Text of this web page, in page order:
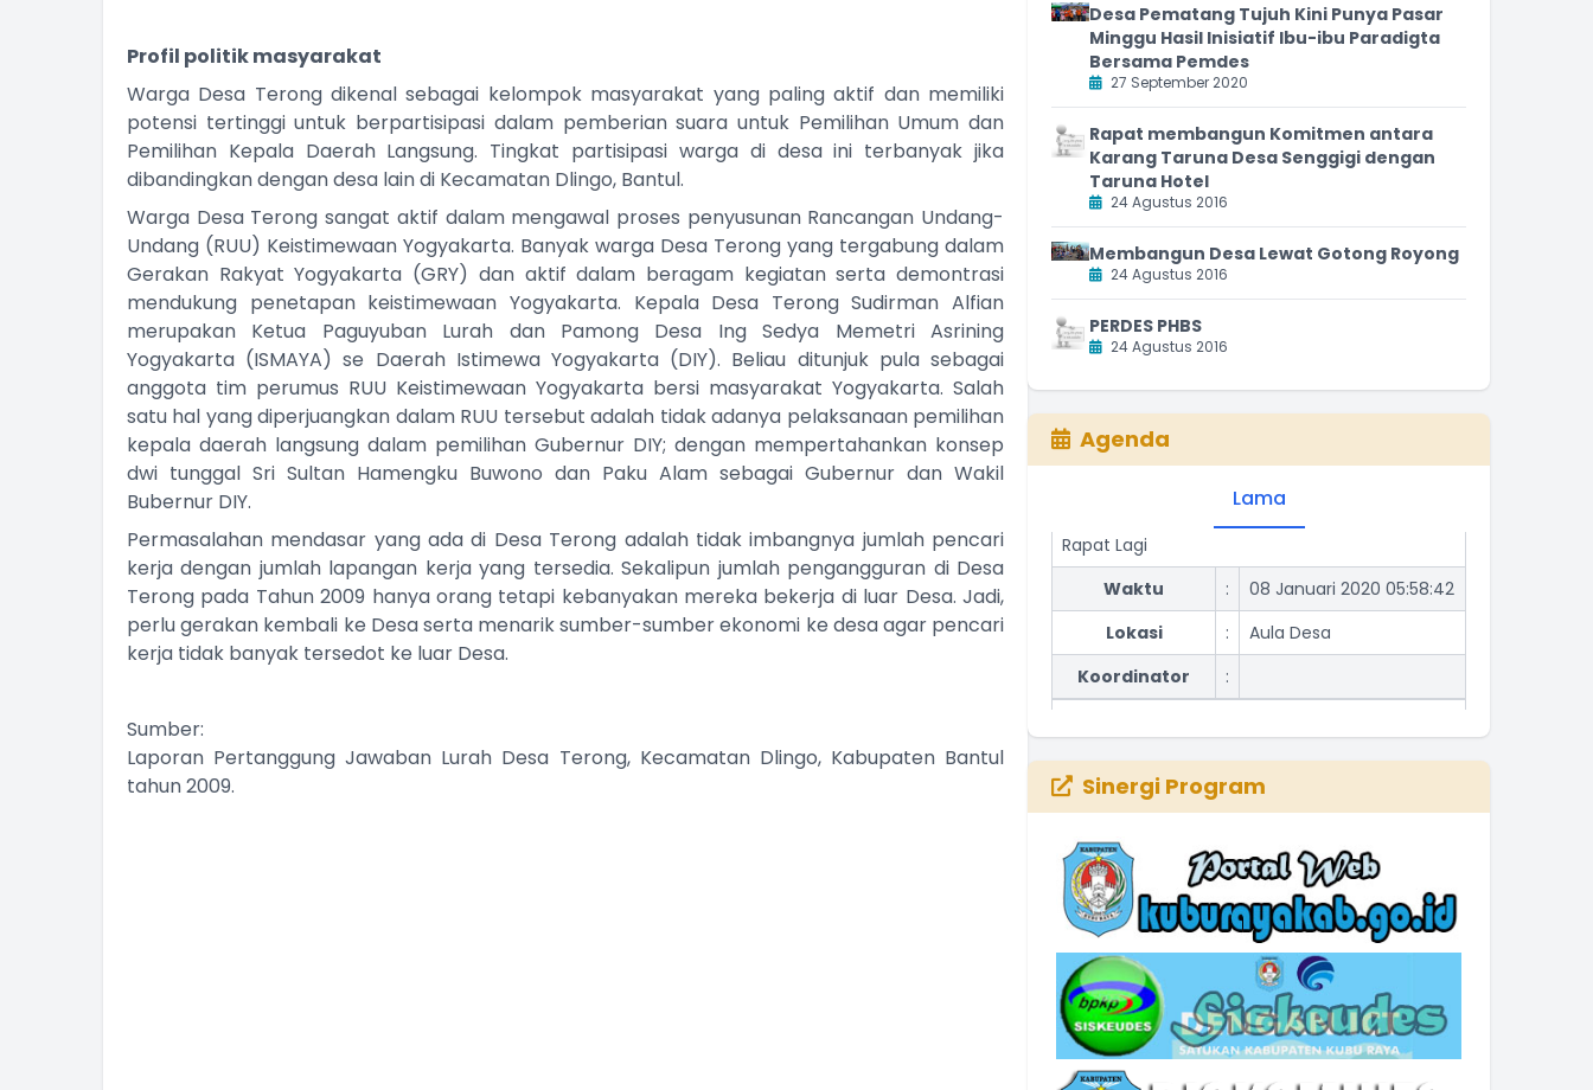
Profil politik masyarakat
Warga Desa Terong dikenal sebagai kelompok masyarakat yang paling aktif dan memiliki
potensi tertinggi untuk berpartisipasi dalam pemberian suara untuk Pemilihan Umum dan
Pemilihan Kepala Daerah Langsung. Tingkat partisipasi warga di desa ini terbanyak jika
dibandingkan dengan desa lain di Kecamatan Dlingo, Bantul.
Warga Desa Terong sangat aktif dalam mengawal proses penyusunan Rancangan Undang-
Undang (RUU) Keistimewaan Yogyakarta. Banyak warga Desa Terong yang tergabung dalam
Gerakan Rakyat Yogyakarta (GRY) dan aktif dalam beragam kegiatan serta demontrasi
mendukung penetapan keistimewaan Yogyakarta. Kepala Desa Terong Sudirman Alfian
merupakan Ketua Paguyuban Lurah dan Pamong Desa Ing Sedya Memetri Asrining
Yogyakarta (ISMAYA) se Daerah Istimewa Yogyakarta (DIY). Beliau ditunjuk pula sebagai
anggota tim perumus RUU Keistimewaan Yogyakarta bersi masyarakat Yogyakarta. Salah
satu hal yang diperjuangkan dalam RUU tersebut adalah tidak adanya pelaksanaan pemilihan
kepala daerah langsung dalam pemilihan Gubernur DIY; dengan mempertahankan konsep
dwi tunggal Sri Sultan Hamengku Buwono dan Paku Alam sebagai Gubernur dan Wakil
Bubernur DIY.
Permasalahan mendasar yang ada di Desa Terong adalah tidak imbangnya jumlah pencari
kerja dengan jumlah lapangan kerja yang tersedia. Sekalipun jumlah pengangguran di Desa
Terong pada Tahun 2009 hanya orang tetapi kebanyakan mereka bekerja di luar Desa. Jadi,
perlu gerakan kembali ke Desa serta menarik sumber-sumber ekonomi ke desa agar pencari
kerja tidak banyak tersedot ke luar Desa.
Sumber:
Laporan Pertanggung Jawaban Lurah Desa Terong, Kecamatan Dlingo, Kabupaten Bantul
tahun 2009.
Desa Pematang Tujuh Kini Punya Pasar
Minggu Hasil Inisiatif Ibu-ibu Paradigta
Bersama Pemdes
27 September 2020
Rapat membangun Komitmen antara
Karang Taruna Desa Senggigi dengan
Taruna Hotel
24 Agustus 2016
Membangun Desa Lewat Gotong Royong
24 Agustus 2016
PERDES PHBS
24 Agustus 2016
Agenda
Lama
Waktu
Lokasi
:
Aula Desa
Koordinator
:
Rapat bulanan
Lokasi
Koordinator
:
Sinergi Program